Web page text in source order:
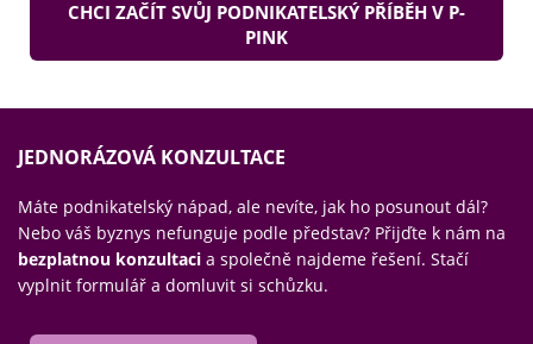
CHCI ZAČÍT SVŮJ PODNIKATELSKÝ PŘÍBĚH V P-
PINK
JEDNORÁZOVÁ KONZULTACE
Máte podnikatelský nápad, ale nevíte, jak ho posunout dál?
Nebo váš byznys nefunguje podle představ? Přijďte k nám na
bezplatnou konzultaci a společně najdeme řešení. Stačí
vyplnit formulář a domluvit si schůzku.